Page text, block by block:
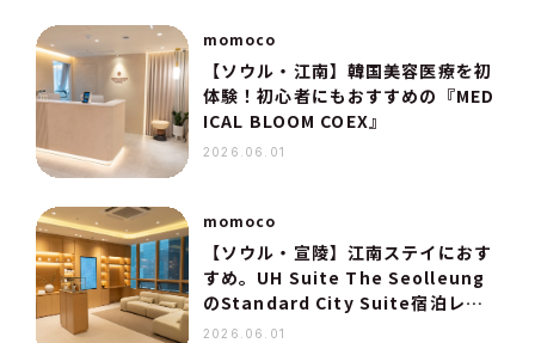
momoco
【ソウル・江南】韓国美容医療を初
体験！初心者にもおすすめの『MED
ICAL BLOOM COEX』
2026.06.01
momoco
【ソウル・宣陵】江南ステイにおす
すめ。UH Suite The Seolleung
のStandard City Suite宿泊レポ
ート
2026.06.01